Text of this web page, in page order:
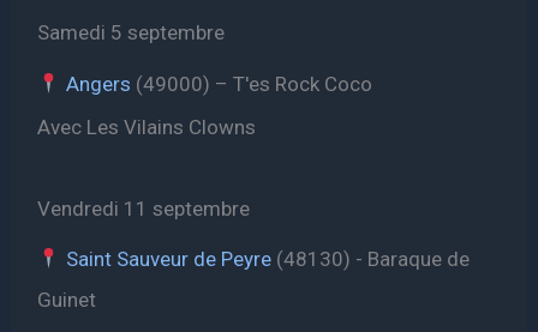
Samedi 5 septembre
Angers (49000) – T'es Rock Coco
Avec Les Vilains Clowns
Vendredi 11 septembre
Saint Sauveur de Peyre(48130) - Baraque de
Guinet